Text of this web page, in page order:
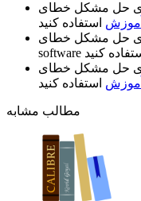
آموزش
software
آموزش
مطالب مشابه